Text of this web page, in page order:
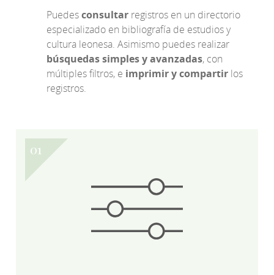
Puedesconsultar registros en un directorio
especializado en bibliografía de estudios y
cultura leonesa. Asimismo puedes realizar
búsquedas simples y avanzadas, con
múltiples filtros, e imprimir y compartir los
registros.